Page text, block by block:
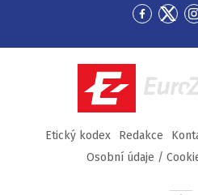
Přejít
Facebook
Etický kodex Redakce
Osobní údaje /